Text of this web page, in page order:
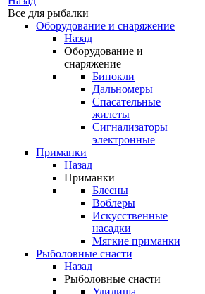
Все для рыбалки
Оборудование и снаряжение
Назад
Оборудование и
снаряжение
Бинокли
Дальномеры
Спасательные
жилеты
Сигнализаторы
электронные
Приманки
Назад
Приманки
Блесны
Воблеры
Искусственные
насадки
Мягкие приманки
Рыболовные снасти
Назад
Рыболовные снасти
Удилища